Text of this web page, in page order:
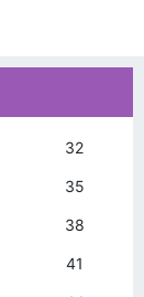
32
35
38
41